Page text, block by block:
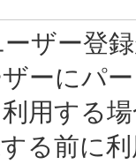
ザー登
ーにパ
用する
る前に